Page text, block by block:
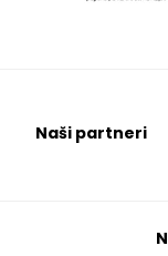
Naši partneri